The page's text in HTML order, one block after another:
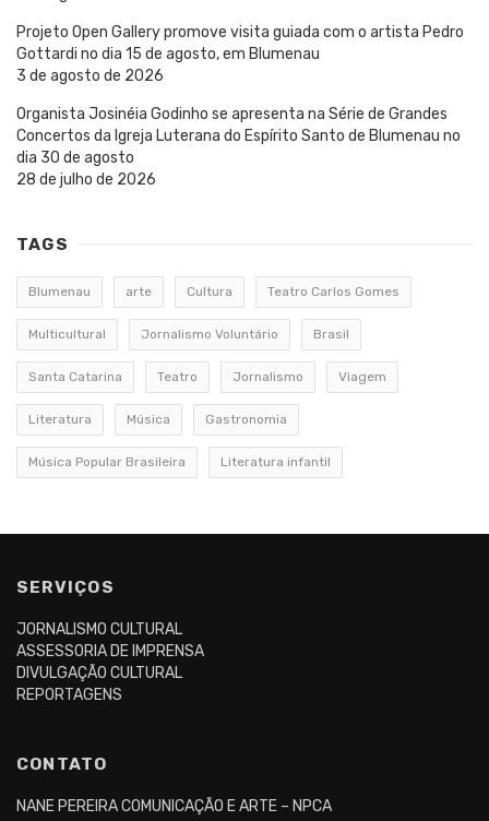
Projeto Open Gallery promove visita guiada com o artista Pedro
Gottardi no dia 15 de agosto, em Blumenau
3 de agosto de 2026
Organista Josinéia Godinho se apresenta na Série de Grandes
Concertos da Igreja Luterana do Espírito Santo de Blumenau no
dia 30 de agosto
28 de julho de 2026
TAGS
Blumenau arte Cultura Teatro Carlos Gomes
Multicultural Jornalismo Voluntário Brasil
Santa Catarina Teatro Jornalismo Viagem
Literatura Música Gastronomia
Música Popular Brasileira Literatura infantil
SERVIÇOS
JORNALISMO CULTURAL
ASSESSORIA DE IMPRENSA
DIVULGAÇÃO CULTURAL
REPORTAGENS
CONTATO
NANE PEREIRA COMUNICAÇÃO E ARTE – NPCA